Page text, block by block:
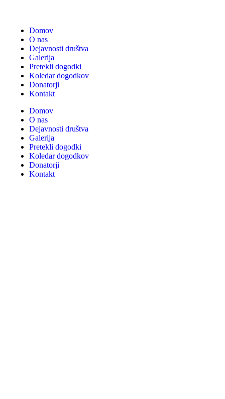
Domov
O nas
Dejavnosti društva
Galerija
Pretekli dogodki
Koledar dogodkov
Donatorji
Kontakt
Domov
O nas
Dejavnosti društva
Galerija
Pretekli dogodki
Koledar dogodkov
Donatorji
Kontakt